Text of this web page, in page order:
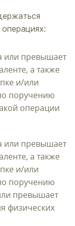
или превышает
а также
и/или
поручению
операции
или превышает
а также
и/или
поручению
превышает
физических